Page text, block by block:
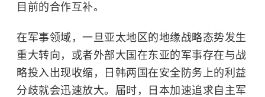
目前的合作互补。
在军事领域，一旦 亚太地区的地缘战略态势发生
重大转向，或者外部大国在东亚的军事存在与战
略投入出现收缩，日韩两国在安全防务上的利益
分歧就会迅速放大。届时，日本加速追求自主军